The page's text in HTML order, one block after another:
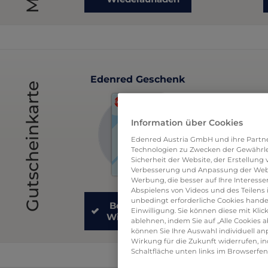
Gutscheinkarte
Edenred Geschenk
Bestellen oder
Wiederaufladen
Information über Cookies
Edenred Austria GmbH und ihre
Technologien zu Zwecken der
Sicherheit der Website, der Erstellung
Verbesserung und Anpassung der
Werbung, die besser auf Ihre
Abspielens von Videos und des
unbedingt erforderliche Cookies
Einwilligung. Sie können diese mit
ablehnen, indem Sie auf „Alle Cookies
können Sie Ihre Auswahl individuell
Wirkung für die Zukunft widerrufen,
Schaltfläche unten links im